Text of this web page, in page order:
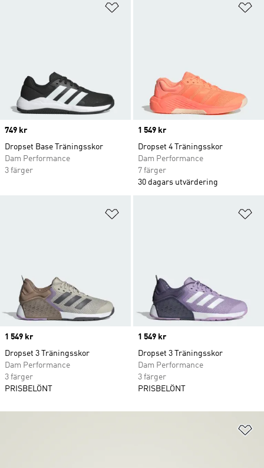
Price
749 kr
Dropset Base Träningsskor
Dam Performance
3 färger
Price
1 549 kr
Dropset 4 Träningsskor
Dam Performance
7 färger
30 dagars utvärdering
Price
1 549 kr
Dropset 3 Träningsskor
Dam Performance
3 färger
PRISBELÖNT
Price
1 549 kr
Dropset 3 Träningsskor
Dam Performance
3 färger
PRISBELÖNT